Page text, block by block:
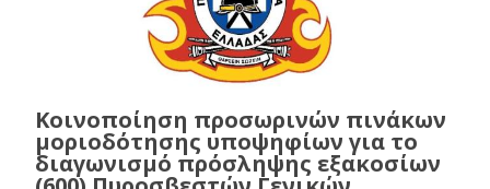
Κοινοποίηση προσωρινών πινάκων
μοριοδότησης υποψηφίων για το
διαγωνισμό πρόσληψης εξακοσίων